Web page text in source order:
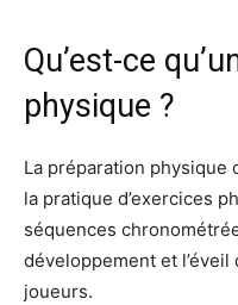
Qu’est-ce
physique ?
La préparation
la pratique d’exercices
séquences
développement et
joueurs.